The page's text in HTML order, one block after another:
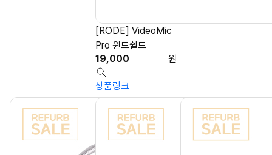
[RODE] VideoMic
Pro 윈드쉴드
19,000
원
상품링크